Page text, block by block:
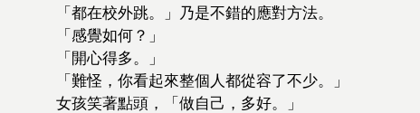
「都在校外跳。」乃是不錯的應對方法。
「感覺如何？」
「開心得多。」
「難怪，你看起來整個人都從容了不少。」
女孩笑著點頭，「做自己，多好。」